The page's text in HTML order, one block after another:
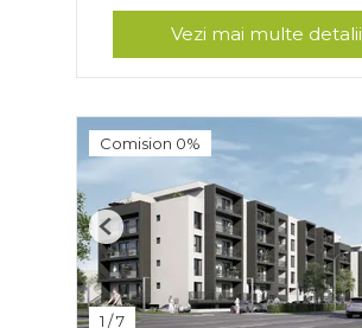
Vezi mai multe detalii
Comision 0%
1 /7
Previous